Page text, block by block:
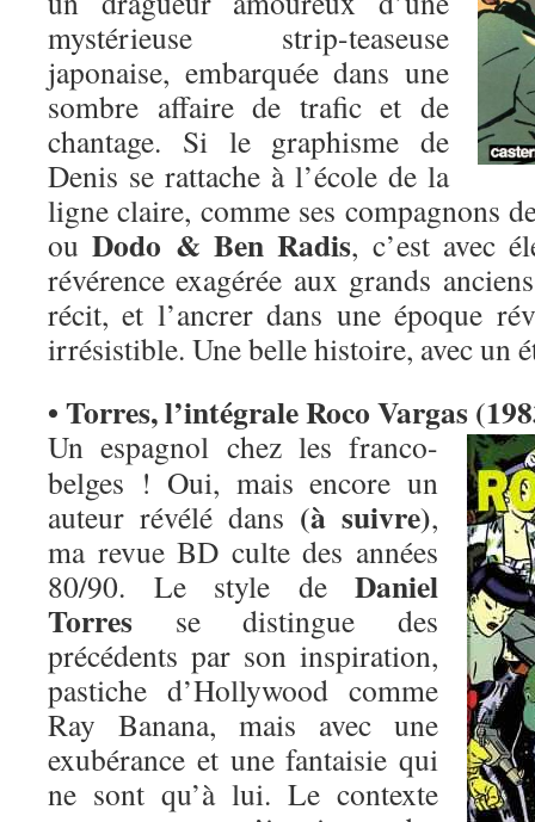
mystérieuse strip-teaseuse
japonaise, embarquée dans une
sombre affaire de trafic et de
chantage. Si le graphisme de
Denis se rattache à l’école de la
ligne claire, comme ses compagnons
ouDodo & Ben Radis, c’est avec
révérence exagérée aux grands
récit, et l’ancrer dans une époque
irrésistible. Une belle histoire, avec un
• Torres, l’intégrale Roco Vargas
Un espagnol chez les franco-
belges ! Oui, mais encore un
auteur révélé dans (à suivre),
ma revue BD culte des années
80/90. Le style de Daniel
Torres se distingue des
précédents par son inspiration,
pastiche d’Hollywood comme
Ray Banana, mais avec une
exubérance et une fantaisie qui
ne sont qu’à lui. Le contexte